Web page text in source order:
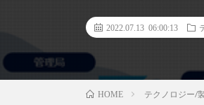
2022.07.13 06:00:13
HOME テクノロジー/